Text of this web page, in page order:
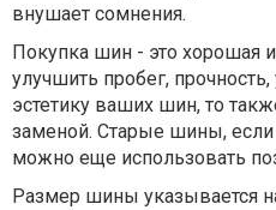
внушает сомнения.
Покупка шин - это хорошая
улучшить пробег,
эстетику ваших шин, то
заменой. Старые шины, если
можно еще использовать
Размер шины указывается